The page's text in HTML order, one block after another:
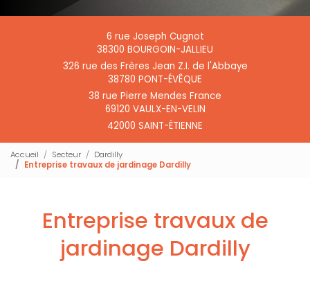
6 rue Joseph Cugnot
38300 BOURGOIN-JALLIEU
326 rue des Frères Jean Z.I. de l'Abbaye
38780 PONT-ÉVÊQUE
38 rue Pierre Mendes France
69120 VAULX-EN-VELIN
42000 SAINT-ÉTIENNE
Accueil Secteur
Dardilly
Entreprise travaux de jardinage Dardilly
Entreprise travaux de
jardinage Dardilly